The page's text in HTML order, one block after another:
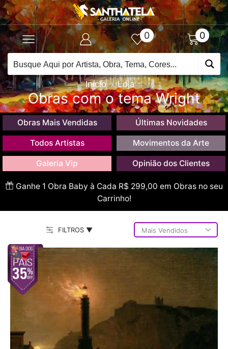
0 0
Início Loja
Obras com o tema Wright
Obras Mais Vendidas Últimas Novidades
Todos Artistas Movimentos da Arte
Galeria Vip Opinião dos Clientes
Ganhe 1 Obra Baby à Cada R$ 299,00 em Obras no seu
Carrinho!
FILTROS ▼